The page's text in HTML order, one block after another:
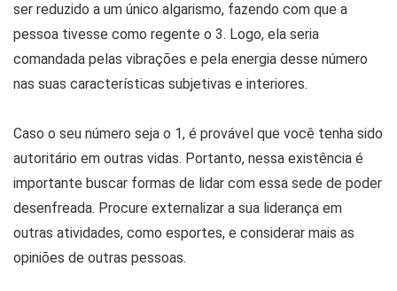
ser reduzido a um único algarismo, fazendo com que a
pessoa tivesse como regente o 3. Logo, ela seria
comandada pelas vibrações e pela energia desse número
nas suas características subjetivas e interiores.
Caso o seu número seja o 1, é provável que você tenha sido
autoritário em outras vidas. Portanto, nessa existência é
importante buscar formas de lidar com essa sede de poder
desenfreada. Procure externalizar a sua liderança em
outras atividades, como esportes, e considerar mais as
opiniões de outras pessoas.